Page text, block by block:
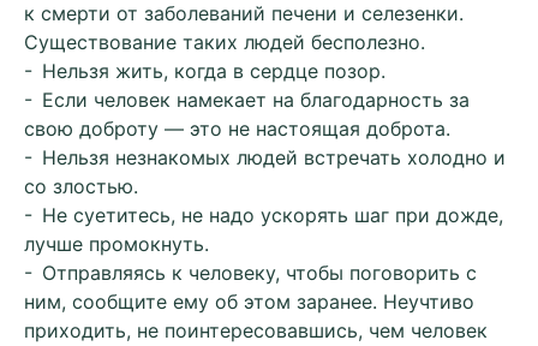
к смерти от заболеваний печени и селезенки.
Существование таких людей бесполезно.
- Нельзя жить, когда в сердце позор.
- Если человек намекает на благодарность за
свою доброту — это не настоящая доброта.
- Нельзя незнакомых людей встречать холодно и
со злостью.
- Не суетитесь, не надо ускорять шаг при дожде,
лучше промокнуть.
- Отправляясь к человеку, чтобы поговорить с
ним, сообщите ему об этом заранее. Неучтиво
приходить, не поинтересовавшись, чем человек